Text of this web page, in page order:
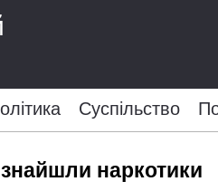
Суспільство
наркотики